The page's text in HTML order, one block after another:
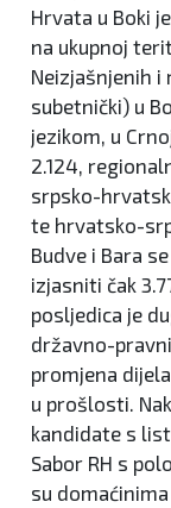
Hrvata u Boki
na ukupnoj
Neizjašnjenih i
subetnički) u
jezikom, u
2.124,
srpsko-
te hrvatsko-
Budve i Bara
izjasniti čak
posljedica je
državno-
promjena
u prošlosti.
kandidate s
Sabor RH s
su